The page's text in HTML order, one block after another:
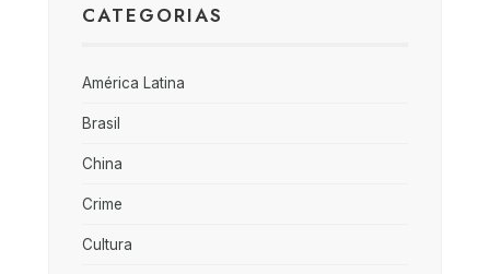
CATEGORIAS
América Latina
Brasil
China
Crime
Cultura